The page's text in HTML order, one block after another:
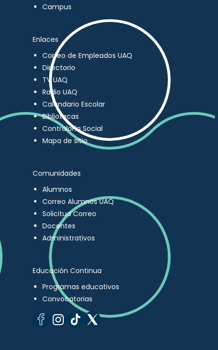
Campus
Enlaces
Correo de Empleados UAQ
Directorio
TV UAQ
Radio UAQ
Calendario Escolar
Bibliotecas
Contraloría Social
Mapa de sitio
Comunidades
Alumnos
Correo Alumnos UAQ
Solicitud Correo
Docentes
Administrativos
Educación Continua
Programas educativos
Convocatorias